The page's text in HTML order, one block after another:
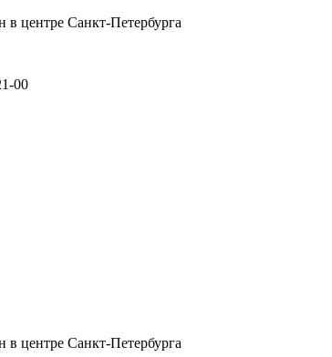
центре Санкт-Петербурга
00
центре Санкт-Петербурга